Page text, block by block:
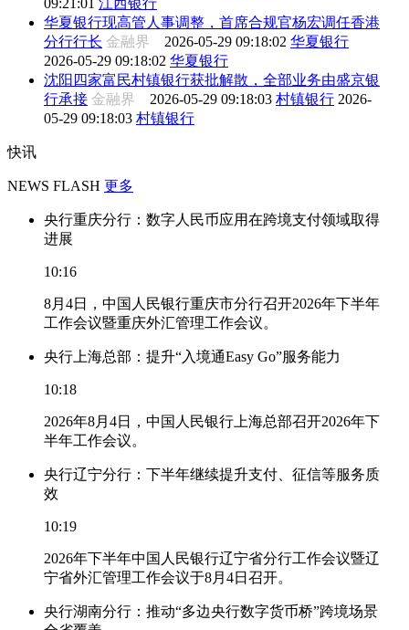
华夏银行现高管人事调整，首席合规官杨宏调任香港
分行行长 金融界 2026-05-29 09:18:02 华夏银行
2026-05-29 09:18:02 华夏银行
沈阳四家富民村镇银行获批解散，全部业务由盛京银
行承接 金融界 2026-05-29 09:18:03 村镇银行 2026-
05-29 09:18:03 村镇银行
快讯
NEWS FLASH 更多
央行重庆分行：数字人民币应用在跨境支付领域取得
进展
10:16
8月4日，中国人民银行重庆市分行召开2026年下半年
工作会议暨重庆外汇管理工作会议。
央行上海总部：提升“入境通Easy Go”服务能力
10:18
2026年8月4日，中国人民银行上海总部召开2026年下
半年工作会议。
央行辽宁分行：下半年继续提升支付、征信等服务质
效
10:19
2026年下半年中国人民银行辽宁省分行工作会议暨辽
宁省外汇管理工作会议于8月4日召开。
央行湖南分行：推动“多边央行数字货币桥”跨境场景